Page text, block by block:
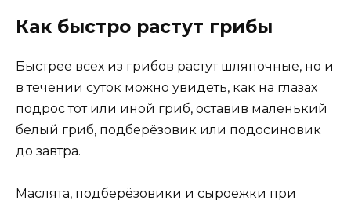
Как быстро растут грибы
Быстрее всех из грибов растут шляпочные, но и
в течении суток можно увидеть, как на глазах
подрос тот или иной гриб, оставив маленький
белый гриб, подберёзовик или подосиновик
до завтра.
Маслята, подберёзовики и сыроежки при